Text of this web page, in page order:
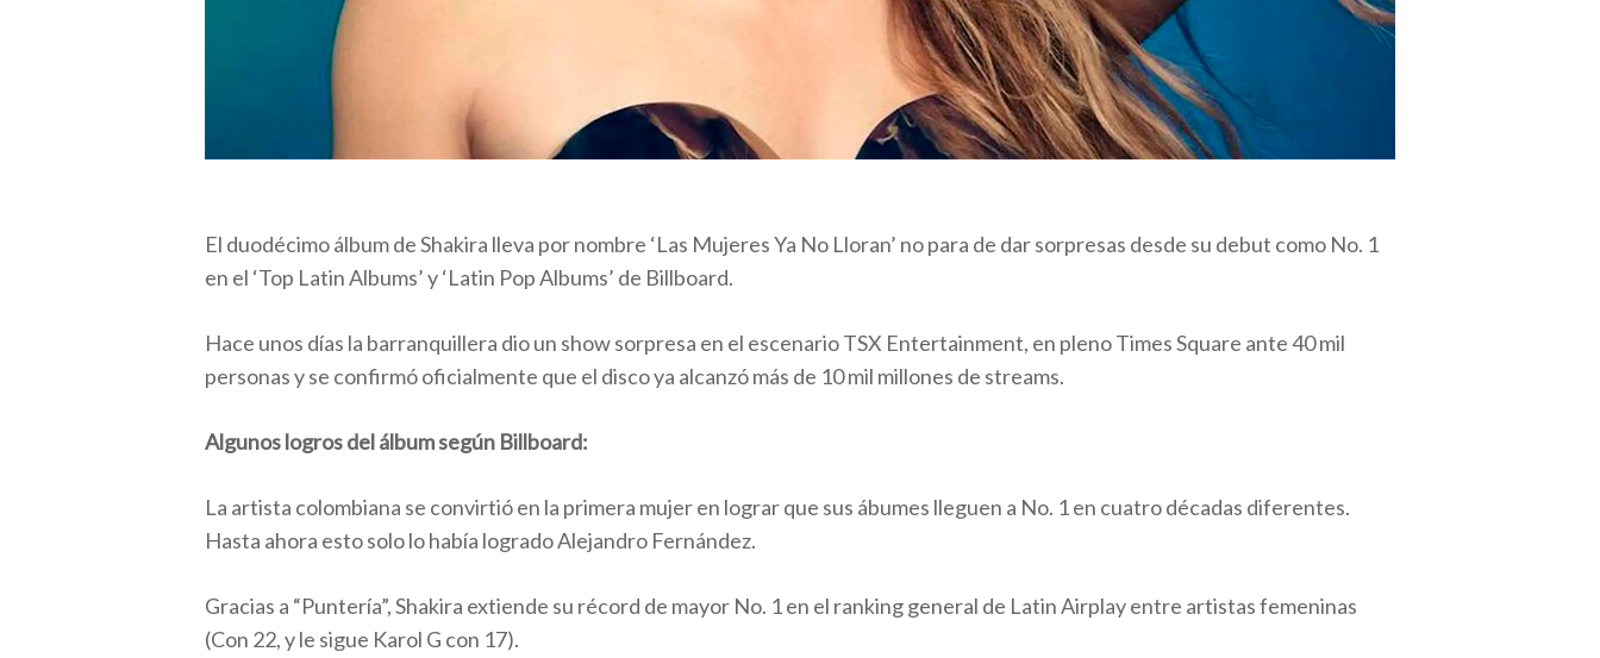
El duodécimo álbum de Shakira lleva por nombre ‘Las Mujeres Ya No Lloran’ no para de dar sorpresas desde su debut como No. 1
en el ‘Top Latin Albums’ y ‘Latin Pop Albums’ de Billboard.
Hace unos días la barranquillera dio un show sorpresa en el escenario TSX Entertainment, en pleno Times Square ante 40 mil
personas y se confirmó oficialmente que el disco ya alcanzó más de 10 mil millones de streams.
Algunos logros del álbum según Billboard:
La artista colombiana se convirtió en la primera mujer en lograr que sus ábumes lleguen a No. 1 en cuatro décadas diferentes.
Hasta ahora esto solo lo había logrado Alejandro Fernández.
Gracias a “Puntería”, Shakira extiende su récord de mayor No. 1 en el ranking general de Latin Airplay entre artistas femeninas
(Con 22, y le sigue Karol G con 17).